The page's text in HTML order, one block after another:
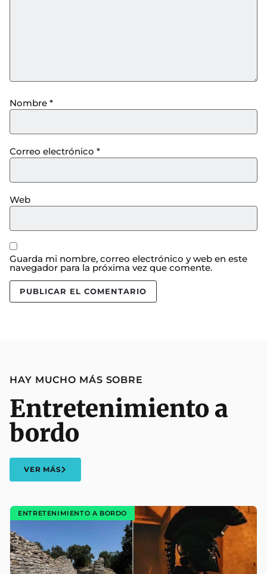
Nombre *
Correo electrónico *
Web
Guarda mi nombre, correo electrónico y web en este
navegador para la próxima vez que comente.
HAY MUCHO MÁS SOBRE
Entretenimiento a
bordo
VER MÁS
ENTRETENIMIENTO A BORDO